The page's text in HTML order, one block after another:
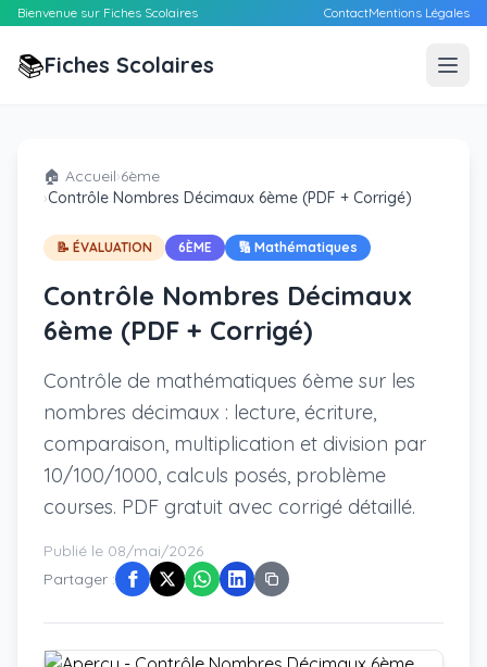
Bienvenue sur Fiches Scolaires ContactMentions Légales
📚Fiches Scolaires
🏠 Accueil›6ème
›Contrôle Nombres Décimaux 6ème (PDF + Corrigé)
📝 ÉVALUATION 6ÈME 🔢 Mathématiques
Contrôle Nombres Décimaux
6ème (PDF + Corrigé)
Contrôle de mathématiques 6ème sur les
nombres décimaux : lecture, écriture,
comparaison, multiplication et division par
10/100/1000, calculs posés, problème
courses. PDF gratuit avec corrigé détaillé.
Publié le 08/mai/2026
Partager :